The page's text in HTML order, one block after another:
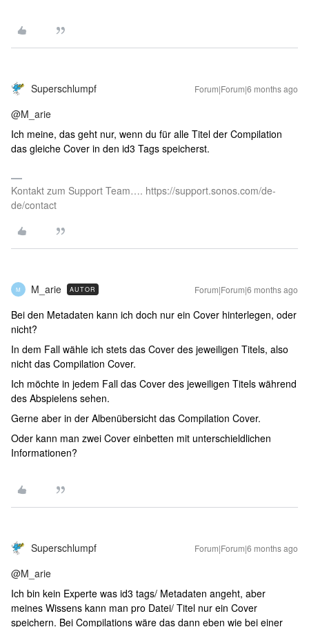
Superschlumpf Forum|Forum|6 months ago
@M_arie
Ich meine, das geht nur, wenn du für alle Titel der Compilation
das gleiche Cover in den id3 Tags speicherst.
Kontakt zum Support Team…. https://support.sonos.com/de-
de/contact
M M_arie AUTOR Forum|Forum|6 months ago
Bei den Metadaten kann ich doch nur ein Cover hinterlegen, oder
nicht?
In dem Fall wähle ich stets das Cover des jeweiligen Titels, also
nicht das Compilation Cover.
Ich möchte in jedem Fall das Cover des jeweiligen Titels während
des Abspielens sehen.
Gerne aber in der Albenübersicht das Compilation Cover.
Oder kann man zwei Cover einbetten mit unterschieldlichen
Informationen?
Superschlumpf Forum|Forum|6 months ago
@M_arie
Ich bin kein Experte was id3 tags/ Metadaten angeht, aber
meines Wissens kann man pro Datei/ Titel nur ein Cover
speichern. Bei Compilations wäre das dann eben wie bei einer